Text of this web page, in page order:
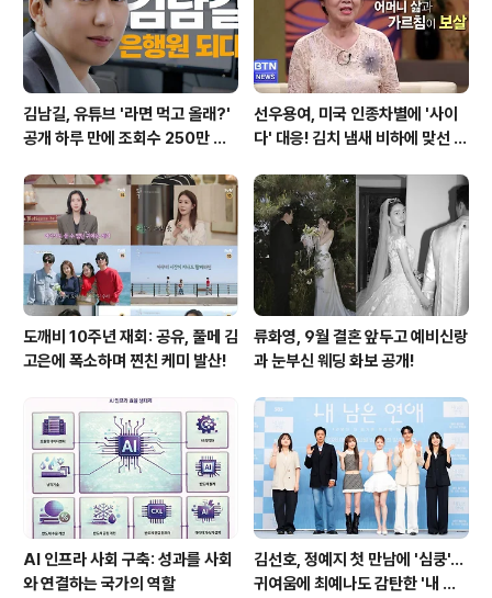
김남길, 유튜브 '라면 먹고 올래?'
공개 하루 만에 조회수 250만 돌
선우용여, 미국 인종차별에 '사이
다' 대응! 김치 냄새 비하에 맞선 통
도깨비 10주년 재회: 공유, 풀메 김
고은에 폭소하며 찐친 케미 발산!
류화영, 9월 결혼 앞두고 예비신랑
과 눈부신 웨딩 화보 공개!
AI 인프라 사회 구축: 성과를 사회
와 연결하는 국가의 역할
김선호, 정예지 첫 만남에 '심쿵'…
귀여움에 최예나도 감탄한 '내 남